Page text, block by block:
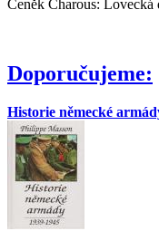
Čeněk Charous: Lovecká
Doporučujeme:
Historie německé